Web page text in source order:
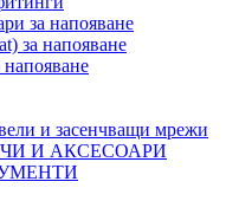
за напояване
за напояване
и засенчващи мрежи
И АКСЕСОАРИ